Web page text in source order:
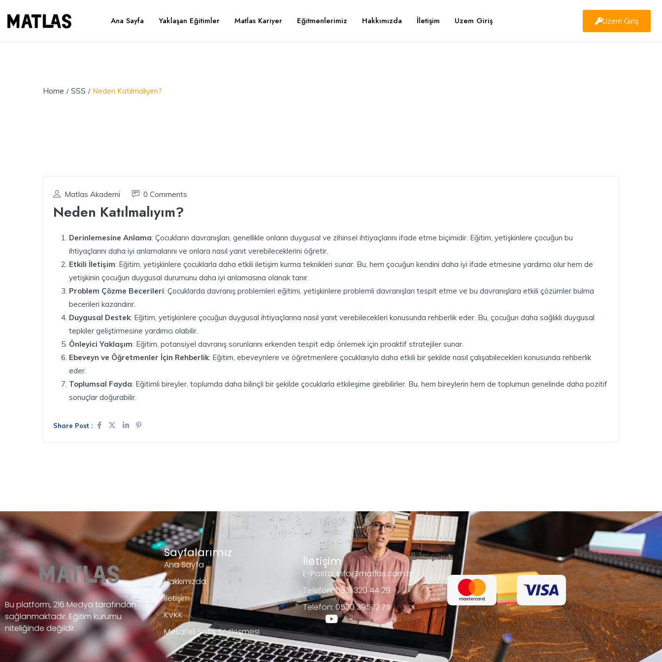
Ana Sayfa Yaklaşan Eğitimler Matlas Kariyer Eğitmenlerimiz Hakkımızda İletişim Uzem Giriş Uzem Giriş
Home SSS Neden Katılmalıyım?
Matlas Akademi 0 Comments
Neden Katılmalıyım?
Derinlemesine Anlama: Çocukların davranışları, genellikle onların duygusal ve zihinsel ihtiyaçlarını ifade etme biçimidir. Eğitim, yetişkinlere çocuğun bu
ihtiyaçlarını daha iyi anlamalarını ve onlara nasıl yanıt verebileceklerini öğretir.
Etkili İletişim: Eğitim, yetişkinlere çocuklarla daha etkili iletişim kurma teknikleri sunar. Bu, hem çocuğun kendini daha iyi ifade etmesine yardımcı olur hem de
yetişkinin çocuğun duygusal durumunu daha iyi anlamasına olanak tanır.
Problem Çözme Becerileri: Çocuklarda davranış problemleri eğitimi, yetişkinlere problemli davranışları tespit etme ve bu davranışlara etkili çözümler bulma
becerileri kazandırır.
Duygusal Destek: Eğitim, yetişkinlere çocuğun duygusal ihtiyaçlarına nasıl yanıt verebilecekleri konusunda rehberlik eder. Bu, çocuğun daha sağlıklı duygusal
tepkiler geliştirmesine yardımcı olabilir.
Önleyici Yaklaşım: Eğitim, potansiyel davranış sorunlarını erkenden tespit edip önlemek için proaktif stratejiler sunar.
Ebeveyn ve Öğretmenler İçin Rehberlik: Eğitim, ebeveynlere ve öğretmenlere çocuklarıyla daha etkili bir şekilde nasıl çalışabilecekleri konusunda rehberlik
eder.
Toplumsal Fayda: Eğitimli bireyler, toplumda daha bilinçli bir şekilde çocuklarla etkileşime girebilirler. Bu, hem bireylerin hem de toplumun genelinde daha pozitif
sonuçlar doğurabilir.
Share Post :
Bu platform, 216 Medya tarafından
sağlanmaktadır. Eğitim kurumu
niteliğinde değildir.
Sayfalarımız
Ana Sayfa
Hakkımızda
İletişim
KVKK
Mesafeli Satış Sözleşmesi
İletişim
E-Posta: info@matlas.com.tr
Telefon: 0531 320 44 29
Telefon: 0530 395 12 75